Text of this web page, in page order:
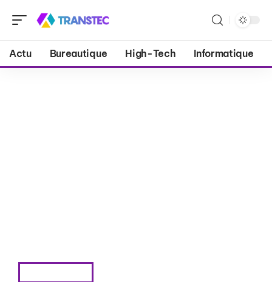
Actu Bureautique High-Tech Informatique